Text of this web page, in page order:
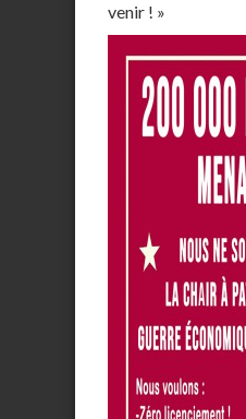
venir ! »